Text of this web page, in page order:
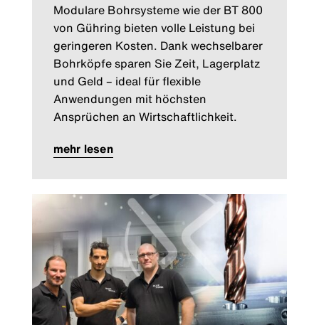
Modulare Bohrsysteme wie der BT 800
von Gühring bieten volle Leistung bei
geringeren Kosten. Dank wechselbarer
Bohrköpfe sparen Sie Zeit, Lagerplatz
und Geld – ideal für flexible
Anwendungen mit höchsten
Ansprüchen an Wirtschaftlichkeit.
mehr lesen